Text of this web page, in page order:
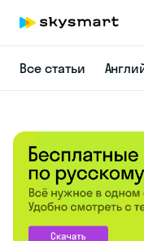
Все статьи